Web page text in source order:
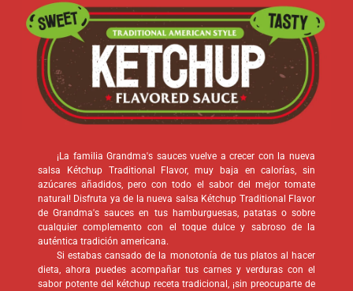
¡La familia Grandma's sauces vuelve a crecer con la nueva
salsa Kétchup Traditional Flavor, muy baja en calorías, sin
azúcares añadidos, pero con todo el sabor del mejor tomate
natural! Disfruta ya de la nueva salsa Kétchup Traditional Flavor
de Grandma's sauces en tus hamburguesas, patatas o sobre
cualquier complemento con el toque dulce y sabroso de la
auténtica tradición americana.
Si estabas cansado de la monotonía de tus platos al hacer
dieta, ahora puedes acompañar tus carnes y verduras con el
sabor potente del kétchup receta tradicional, ¡sin preocuparte de